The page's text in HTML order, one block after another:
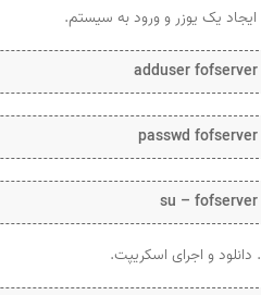
adduser fofserver
passwd fofserver
su – fofserver